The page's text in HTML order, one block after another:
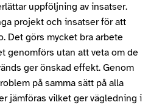
uppföljning av insatser.
projekt och insatser för att
Det görs mycket bra arbete
genomförs utan att veta om de
ger önskad effekt. Genom
på samma sätt på alla
jämföras vilket ger vägledning i